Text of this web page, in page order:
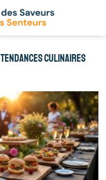
TENDANCES CULINAIRES